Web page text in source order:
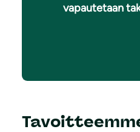
vapautetaan